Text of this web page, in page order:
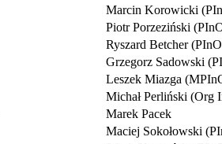
Marcin Korowicki
Piotr Porzeziński
Ryszard Betcher
Grzegorz Sadowski
Leszek Miazga
Michał Perliński (Org
Marek Pacek
Maciej Sokołowski